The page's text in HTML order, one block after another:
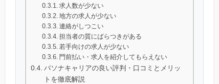
求人数が少ない
地方の求人が少ない
連絡がしつこい
担当者の質にばらつきがある
若手向けの求人が少ない
門前払い・求人を紹介してもらえない
パソナキャリアの良い評判・口コミとメリッ
トを徹底解説